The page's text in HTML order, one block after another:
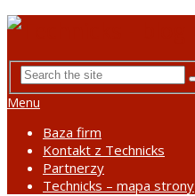
Menu
Baza firm
Kontakt z Technicks
Partnerzy
Technicks – mapa strony